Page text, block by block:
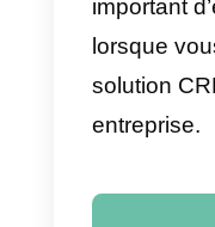
chaque
de